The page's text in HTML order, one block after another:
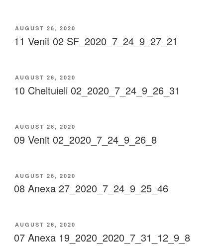
AUGUST 26, 2020
11 Venit 02 SF_2020_7_24_9_27_21
AUGUST 26, 2020
10 Cheltuieli 02_2020_7_24_9_26_31
AUGUST 26, 2020
09 Venit 02_2020_7_24_9_26_8
AUGUST 26, 2020
08 Anexa 27_2020_7_24_9_25_46
AUGUST 26, 2020
07 Anexa 19_2020_2020_7_31_12_9_8